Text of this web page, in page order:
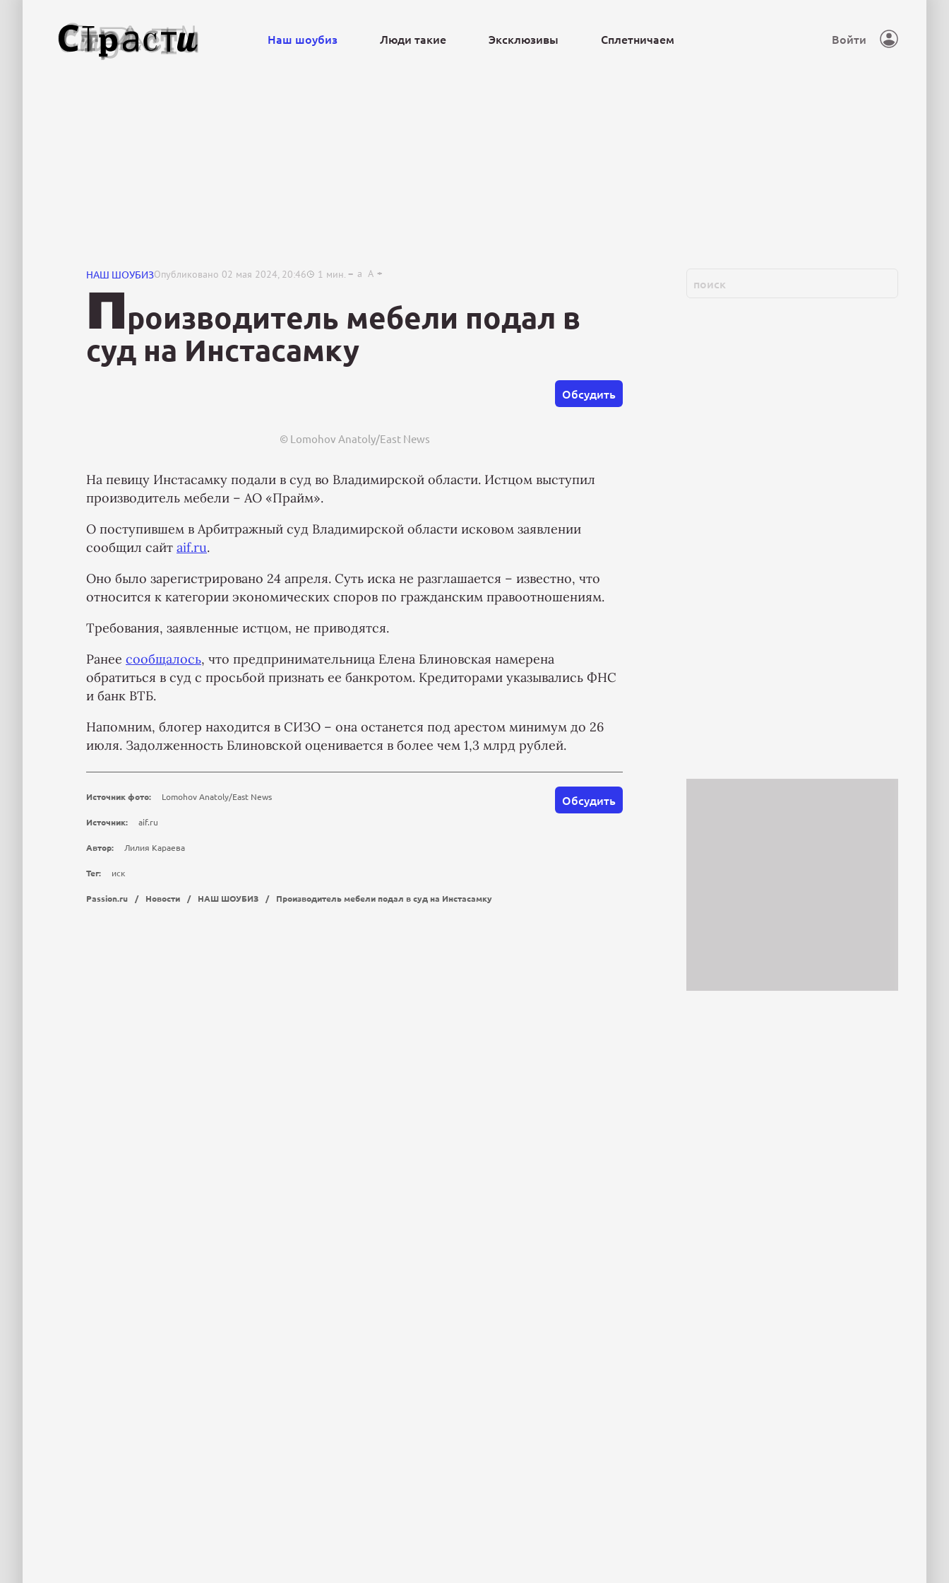
Наш шоубиз Люди такие Эксклюзивы Сплетничаем Войти
НАШ ШОУБИЗОпубликовано 02 мая 2024, 20:46 1 мин. a A
Производитель мебели подал в
суд на Инстасамку
Обсудить
© Lomohov Anatoly/East News
На певицу Инстасамку подали в суд во Владимирской области. Истцом выступил
производитель мебели – АО «Прайм».
О поступившем в Арбитражный суд Владимирской области исковом заявлении
сообщил сайт aif.ru.
Оно было зарегистрировано 24 апреля. Суть иска не разглашается – известно, что
относится к категории экономических споров по гражданским правоотношениям.
Требования, заявленные истцом, не приводятся.
Ранее сообщалось, что предпринимательница Елена Блиновская намерена
обратиться в суд с просьбой признать ее банкротом. Кредиторами указывались ФНС
и банк ВТБ.
Напомним, блогер находится в СИЗО – она останется под арестом минимум до 26
июля. Задолженность Блиновской оценивается в более чем 1,3 млрд рублей.
Обсудить
Источник фото: Lomohov Anatoly/East News
Источник: aif.ru
Автор: Лилия Караева
Тег: иск
Passion.ru / Новости / НАШ ШОУБИЗ / Производитель мебели подал в суд на Инстасамку